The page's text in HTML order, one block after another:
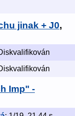
jinak + J0,
Imp" -